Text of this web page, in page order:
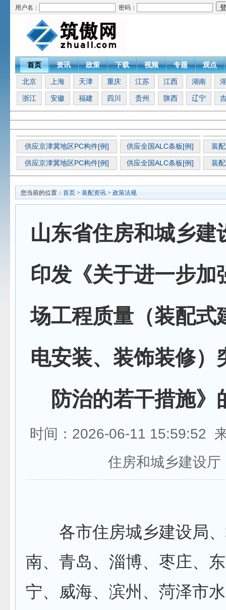
用户名： 密码：
首页 资讯 政策 下载 视频 专题 观点
北京 上海 天津 重庆 江苏 江西 湖南
浙江 安徽 福建 四川 贵州 陕西 辽宁
供应京津冀地区PC构件[例] 供应全国ALC条板[例] 装
供应京津冀地区PC构件[例] 供应全国ALC条板[例] 装
您当前的位置： 首页 > 装配资讯 > 政策法规
山东省住房和城乡建
印发《关于进一步加
场工程质量（装配式
电安装、装饰装修）
防治的若干措施》
时间：2026-06-11 15:59:52
住房和城乡建设厅
各市住房城乡建设局、
南、青岛、淄博、枣庄、
宁、威海、滨州、菏泽市